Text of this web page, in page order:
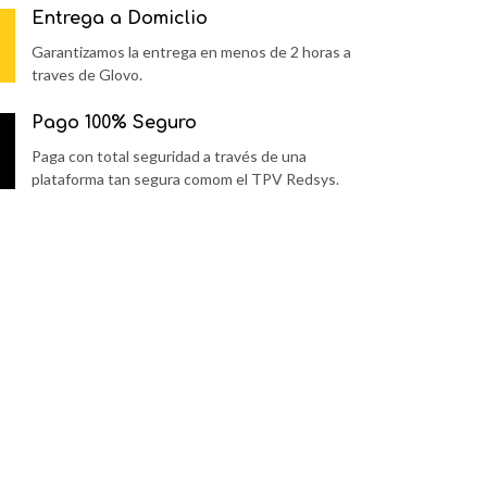
Entrega a Domiclio
Garantizamos la entrega en menos de 2 horas a
traves de Glovo.
Pago 100% Seguro
Paga con total seguridad a través de una
plataforma tan segura comom el TPV Redsys.